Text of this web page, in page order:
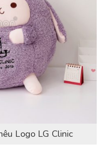
Logo LG Clinic